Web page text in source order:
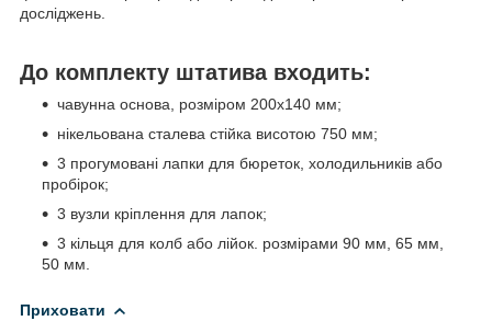
досліджень.
До комплекту штатива входить:
чавунна основа, розміром 200х140 мм;
нікельована сталева стійка висотою 750 мм;
3 прогумовані лапки для бюреток, холодильників або
пробірок;
3 вузли кріплення для лапок;
3 кільця для колб або лійок. розмірами 90 мм, 65 мм,
50 мм.
Приховати